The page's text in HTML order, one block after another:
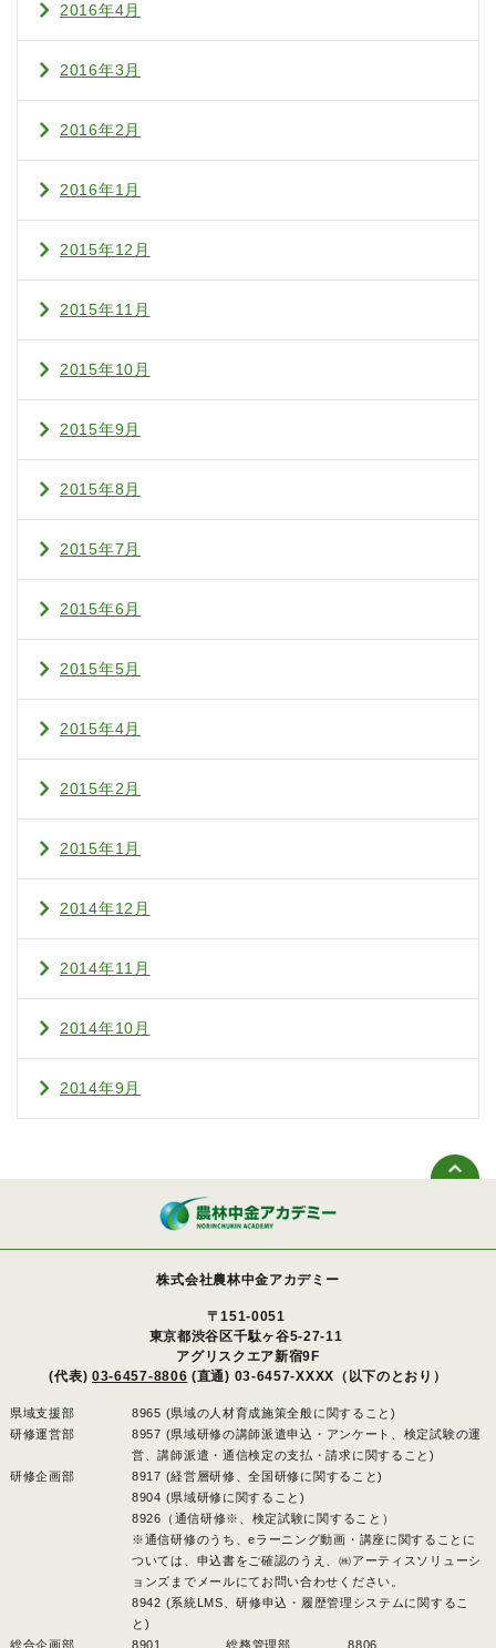
2016年4月
2016年3月
2016年2月
2016年1月
2015年12月
2015年11月
2015年10月
2015年9月
2015年8月
2015年7月
2015年6月
2015年5月
2015年4月
2015年2月
2015年1月
2014年12月
2014年11月
2014年10月
2014年9月
株式会社農林中金アカデミー
〒151-0051
東京都渋谷区千駄ヶ谷5-27-11
アグリスクエア新宿9F
(代表) 03-6457-8806 (直通) 03-6457-XXXX（以下のとおり）
県域支援部
8965 (県域の人材育成施策全般に関すること)
研修運営部
8957 (県域研修の講師派遣申込・アンケート、検定試験の運
営、講師派遣・通信検定の支払・請求に関すること)
研修企画部
8917 (経営層研修、全国研修に関すること)
8904 (県域研修に関すること)
8926（通信研修※、検定試験に関すること）
※通信研修のうち、eラーニング動画・講座に関することに
ついては、申込書をご確認のうえ、㈱アーティスソリューシ
ョンズまでメールにてお問い合わせください。
8942 (系統LMS、研修申込・履歴管理システムに関するこ
と)
総合企画部
8901 、総務管理部 8806